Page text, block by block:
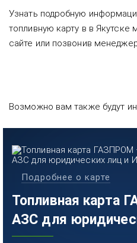
Узнать подробную
топливную карту в в Якутске
сайте или позвонив
Возможно вам также будут
Топливная карта
АЗС для
Подробнее о карте